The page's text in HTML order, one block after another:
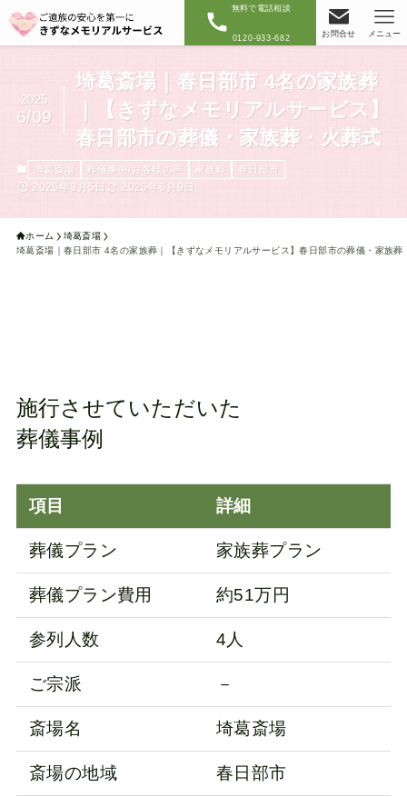
無料で電話相談
0120-933-682 お問合せ メニュー
埼葛斎場｜春日部市 4名の家族葬
｜【きずなメモリアルサービス】
春日部市の葬儀・家族葬・火葬式
2025
6/09
埼葛斎場 葬儀事例/お客様の声 家族葬 春日部市
2025年3月5日 2025年6月9日
ホーム
埼葛斎場
埼葛斎場｜春日部市 4名の家族葬｜【きずなメモリアルサービス】春日部市の葬儀・家族葬
施行させていただいた
葬儀事例
項目 詳細
葬儀プラン 家族葬プラン
葬儀プラン費用 約51万円
参列人数 4人
ご宗派 －
斎場名 埼葛斎場
斎場の地域 春日部市